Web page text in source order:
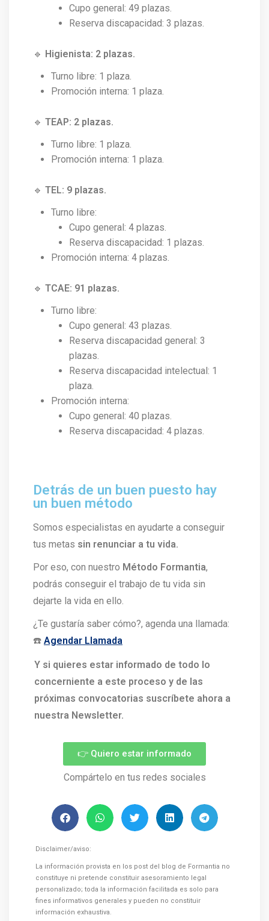
Cupo general: 49 plazas.
Reserva discapacidad: 3 plazas.
🔹 Higienista: 2 plazas.
Turno libre: 1 plaza.
Promoción interna: 1 plaza.
🔹 TEAP: 2 plazas.
Turno libre: 1 plaza.
Promoción interna: 1 plaza.
🔹 TEL: 9 plazas.
Turno libre:
Cupo general: 4 plazas.
Reserva discapacidad: 1 plazas.
Promoción interna: 4 plazas.
🔹 TCAE: 91 plazas.
Turno libre:
Cupo general: 43 plazas.
Reserva discapacidad general: 3
plazas.
Reserva discapacidad intelectual: 1
plaza.
Promoción interna:
Cupo general: 40 plazas.
Reserva discapacidad: 4 plazas.
Detrás de un buen puesto hay
un buen método
Somos especialistas en ayudarte a conseguir
tus metas sin renunciar a tu vida.
Por eso, con nuestro Método Formantia,
podrás conseguir el trabajo de tu vida sin
dejarte la vida en ello.
¿Te gustaría saber cómo?, agenda una llamada:
☎️ Agendar Llamada
Y si quieres estar informado de todo lo
concerniente a este proceso y de las
próximas convocatorias suscríbete ahora a
nuestra Newsletter.
👉 Quiero estar informado
Compártelo en tus redes sociales
Disclaimer/aviso:
La información provista en los post del blog de Formantia no
constituye ni pretende constituir asesoramiento legal
personalizado; toda la información facilitada es solo para
fines informativos generales y pueden no constituir
información exhaustiva.